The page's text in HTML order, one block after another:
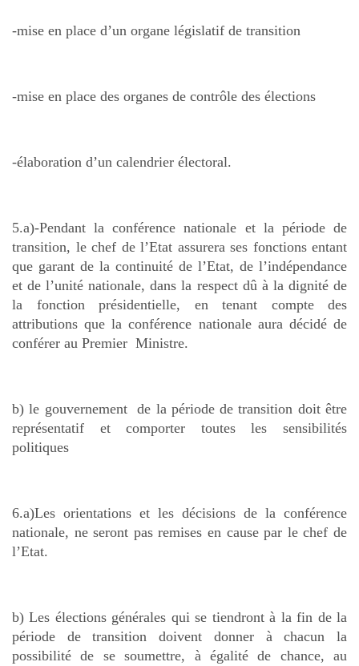
-mise en place d’un organe législatif de transition
-mise en place des organes de contrôle des élections
-élaboration d’un calendrier électoral.
5.a)-Pendant la conférence nationale et la période de
transition, le chef de l’Etat assurera ses fonctions entant
que garant de la continuité de l’Etat, de l’indépendance
et de l’unité nationale, dans la respect dû à la dignité de
la fonction présidentielle, en tenant compte des
attributions que la conférence nationale aura décidé de
conférer au Premier Ministre.
b) le gouvernement de la période de transition doit être
représentatif et comporter toutes les sensibilités
politiques
6.a)Les orientations et les décisions de la conférence
nationale, ne seront pas remises en cause par le chef de
l’Etat.
b) Les élections générales qui se tiendront à la fin de la
période de transition doivent donner à chacun la
possibilité de se soumettre, à égalité de chance, au